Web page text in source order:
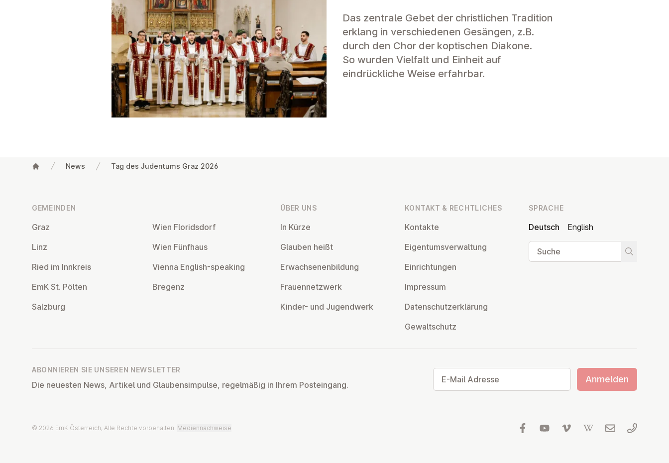
Das zentrale Gebet der christlichen Tradition
erklang in verschiedenen Gesängen, z.B.
durch den Chor der koptischen Diakone.
So wurden Vielfalt und Einheit auf
eindrückliche Weise erfahrbar.
News Tag des Judentums Graz 2026
GEMEINDEN
Graz
Linz
Ried im Innkreis
EmK St. Pölten
Salzburg
Wien Flo­rids­dorf
Wien Fünfhaus
Vienna English-speaking
Bregenz
ÜBER UNS
In Kürze
Glauben heißt
Er­wach­se­nen­bil­dung
Frau­en­netz­werk
Kinder- und Ju­gend­werk
KONTAKT & RECHT­LI­CHES
Kontakte
Ei­gen­tums­ver­wal­tung
Ein­rich­tun­gen
Impressum
Da­ten­schutz­er­klä­rung
Ge­walt­schutz
SPRACHE
Deutsch
English
Suche
Suche
ABONNIEREN SIE UNSEREN NEWSLETTER
Die neuesten News, Artikel und Glaubensimpulse, regelmäßig in Ihrem Posteingang.
Anmelden
© 2026 EmK Österreich, Alle Rechte vorbehalten. Mediennachweise